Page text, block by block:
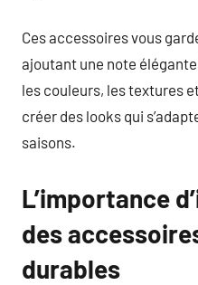
Ces accessoires vous
ajoutant une note
les couleurs, les textures
créer des looks qui
saisons.
L’importance
des
durables